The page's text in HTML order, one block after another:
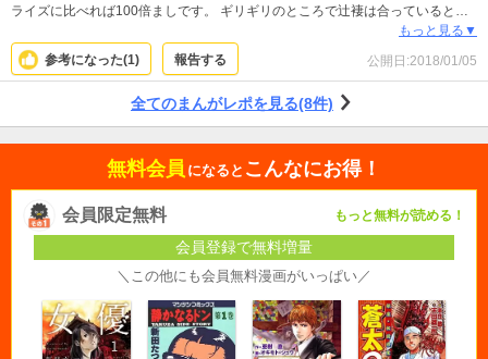
ライズに比べれば100倍ましです。 ギリギリのところで辻褄は合っていると思
もっと見る▼
参考になった(1) 報告する 公開日:2018/01/05
全てのまんがレポを見る(8件)
無料会員 になると こんなにお得！
会員限定無料 もっと無料が読める！
会員登録で無料増量
＼この他にも会員無料漫画がいっぱい／